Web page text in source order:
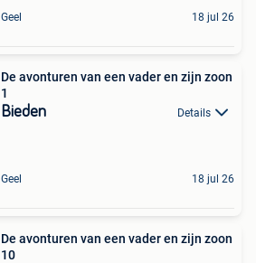
Geel 18 jul 26
De avonturen van een vader en zijn zoon
1
Bieden Details
Geel 18 jul 26
De avonturen van een vader en zijn zoon
10